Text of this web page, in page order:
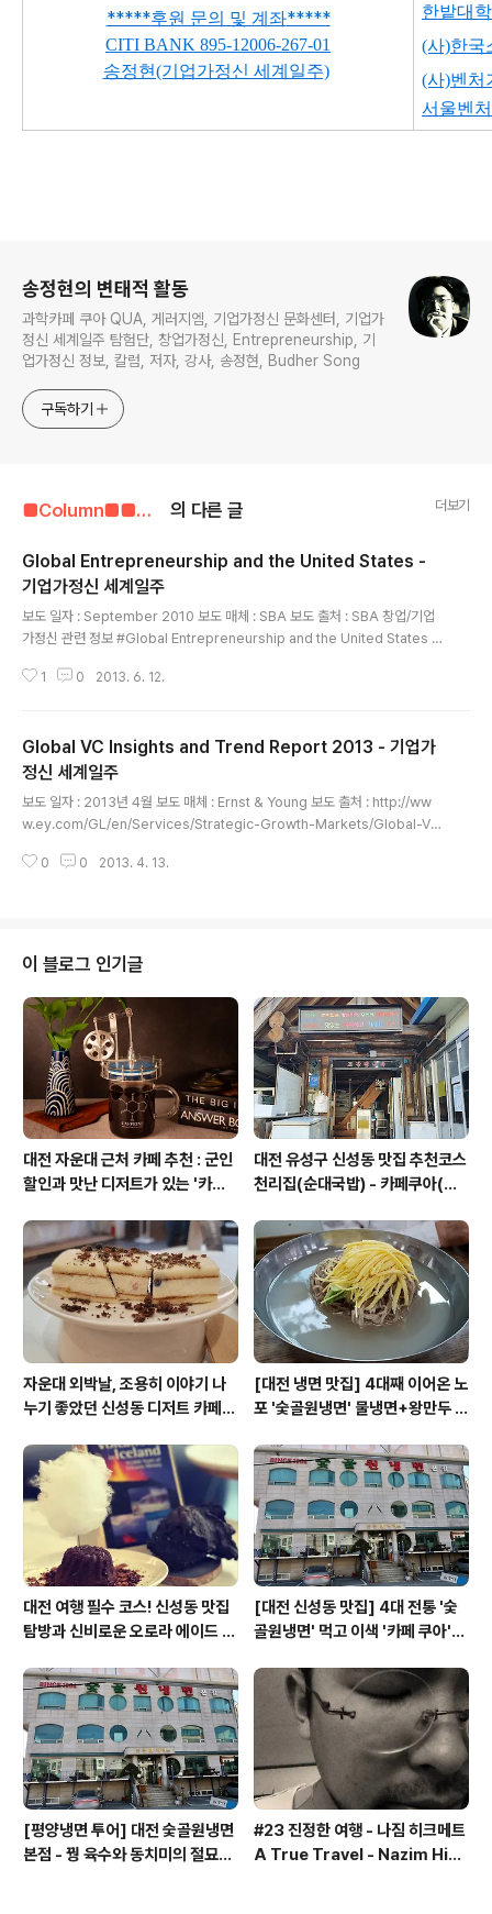
*****후원 문의 및 계좌*****
CITI BANK 895-12006-267-01
송정현(기업가정신 세계일주)
한밭대
(사)한국
(사)벤처
서울벤
송정현의 변태적 활동
과학카페 쿠아 QUA, 게러지엠, 기업가정신 문화센터, 기업가
정신 세계일주 탐험단, 창업가정신, Entrepreneurship, 기
업가정신 정보, 칼럼, 저자, 강사, 송정현, Budher Song
구독하기
■Column■■■■■/기업가정신 관련 자료 의 다른 글 더보기
Global Entrepreneurship and the United States -
기업가정신 세계일주
보도 일자 : September 2010 보도 매체 : SBA 보도 출처 : SBA 창업/기업
가정신 관련 정보 #Global Entrepreneurship and the United States 제
서입니다.저도 심도있게 살펴봐야겠네요. 개인적으로는 기업가정신이나 창업
x)라는 개념을 도입해야하지 않을까 생각합니다. 이 사람이 얼마나 기업가적 활
동을 했는가?에 대한 질문을 통해 모집단의 기업가정신 활동량을 기준으로 기
업가정신을 잘 발현하고 있는 사람인지 여..
1 0 2013. 6. 12.
Global VC Insights and Trend Report 2013 - 기업가
정신 세계일주
보도 일자 : 2013년 4월 보도 매체 : Ernst & Young 보도 출처 : http://ww
w.ey.com/GL/en/Services/Strategic-Growth-Markets/Global-VC
al VC Insights and Trend Report 2013 2012 was a challenging ye
0 0 2013. 4. 13.
이 블로그 인기글
대전 자운대 근처 카페 추천 : 군인
할인과 맛난 디저트가 있는 '카페
대전 유성구 신성동 맛집 추천코스
천리집(순대국밥) - 카페쿠아(커
자운대 외박날, 조용히 이야기 나
누기 좋았던 신성동 디저트 카페
[대전 냉면 맛집] 4대째 이어온 노
포 '숯골원냉면' 물냉면+왕만두 조
대전 여행 필수 코스! 신성동 맛집
탐방과 신비로운 오로라 에이드 체
[대전 신성동 맛집] 4대 전통 '숯
골원냉면' 먹고 이색 '카페 쿠아'로
[평양냉면 투어] 대전 숯골원냉면
본점 - 꿩 육수와 동치미의 절묘한
#23 진정한 여행 - 나짐 히크메트
A True Travel - Nazim Hik